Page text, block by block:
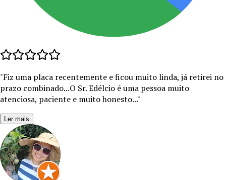
"Fiz uma placa recentemente e ficou muito linda, já retirei no
prazo combinado...O Sr. Edélcio é uma pessoa muito
atenciosa, paciente e muito honesto..."
Ler mais